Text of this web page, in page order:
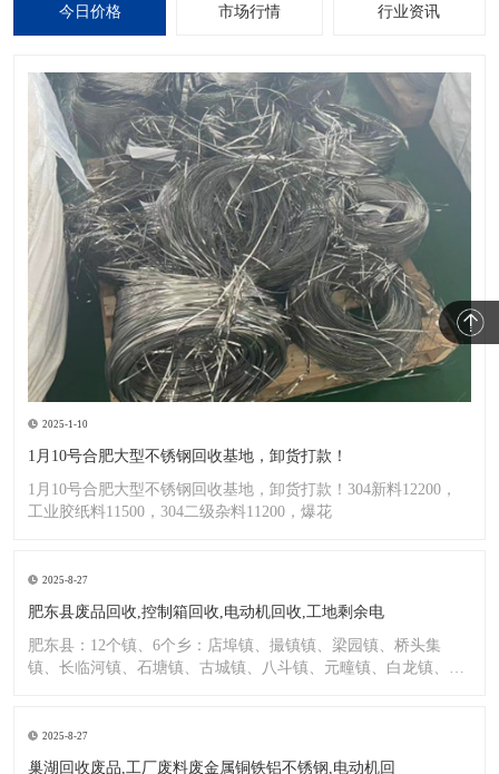
今日价格 市场行情 行业资讯
2025-1-10
1月10号合肥大型不锈钢回收基地，卸货打款！
1月10号合肥大型不锈钢回收基地，卸货打款！304新料12200，
工业胶纸料11500，304二级杂料11200，爆花
2025-8-27
肥东县废品回收,控制箱回收,电动机回收,工地剩余电
肥东县：12个镇、6个乡：店埠镇、撮镇镇、梁园镇、桥头集
镇、长临河镇、石塘镇、古城镇、八斗镇、元疃镇、白龙镇、包
2025-8-27
巢湖回收废品,工厂废料废金属铜铁铝不锈钢,电动机回